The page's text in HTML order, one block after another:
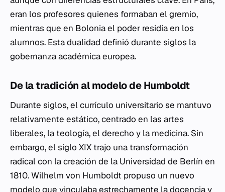
eran los profesores quienes formaban el gremio,
mientras que en Bolonia el poder residía en los
alumnos. Esta dualidad definió durante siglos la
gobernanza académica europea.
De la tradición al modelo de Humboldt
Durante siglos, el currículo universitario se mantuvo
relativamente estático, centrado en las artes
liberales, la teología, el derecho y la medicina. Sin
embargo, el siglo XIX trajo una transformación
radical con la creación de la Universidad de Berlín en
1810. Wilhelm von Humboldt propuso un nuevo
modelo que vinculaba estrechamente la docencia y